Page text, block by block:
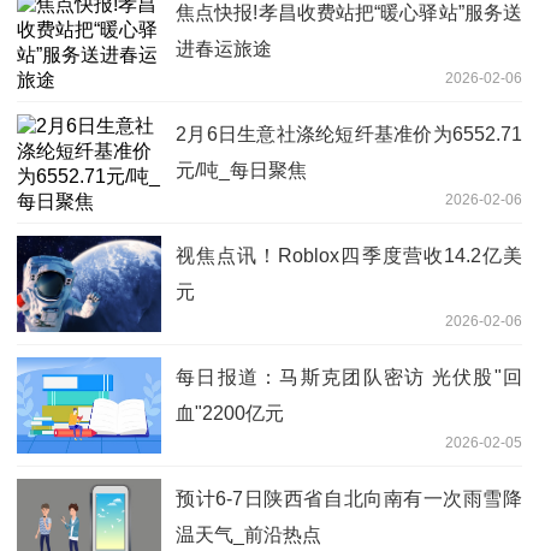
焦点快报!孝昌收费站把“暖心驿站”服务送
进春运旅途
2026-02-06
2月6日生意社涤纶短纤基准价为6552.71
元/吨_每日聚焦
2026-02-06
视焦点讯！Roblox四季度营收14.2亿美
元
2026-02-06
每日报道：马斯克团队密访 光伏股"回
血"2200亿元
2026-02-05
预计6-7日陕西省自北向南有一次雨雪降
温天气_前沿热点